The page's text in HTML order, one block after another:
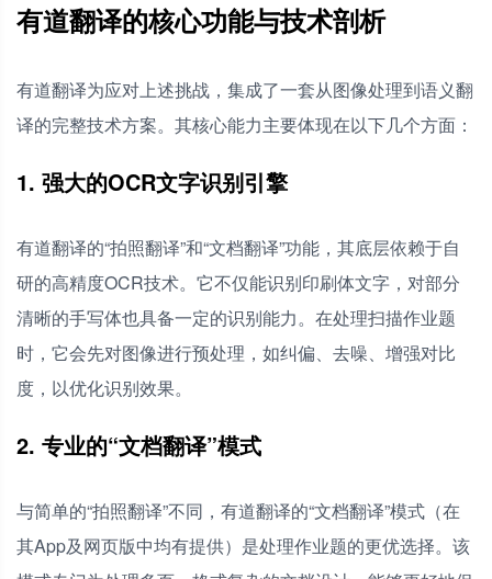
有道翻译的核心功能与技术剖析
有道翻译为应对上述挑战，集成了一套从图像处理到语义翻
译的完整技术方案。其核心能力主要体现在以下几个方面：
1. 强大的OCR文字识别引擎
有道翻译的“拍照翻译”和“文档翻译”功能，其底层依赖于自
研的高精度OCR技术。它不仅能识别印刷体文字，对部分
清晰的手写体也具备一定的识别能力。在处理扫描作业题
时，它会先对图像进行预处理，如纠偏、去噪、增强对比
度，以优化识别效果。
2. 专业的“文档翻译”模式
与简单的“拍照翻译”不同，有道翻译的“文档翻译”模式（在
其App及网页版中均有提供）是处理作业题的更优选择。该